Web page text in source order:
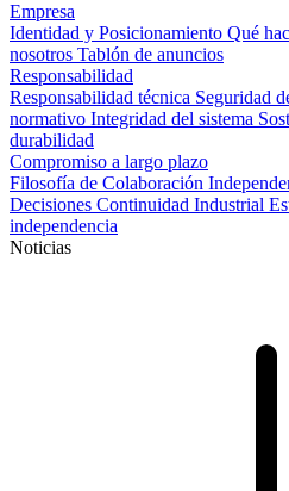
Empresa
Identidad y Posicionamiento Qué
nosotros Tablón de anuncios
Responsabilidad
Responsabilidad técnica Seguridad
normativo Integridad del sistema
durabilidad
Compromiso a largo plazo
Filosofía de Colaboración
Decisiones Continuidad Industrial
independencia
Noticias